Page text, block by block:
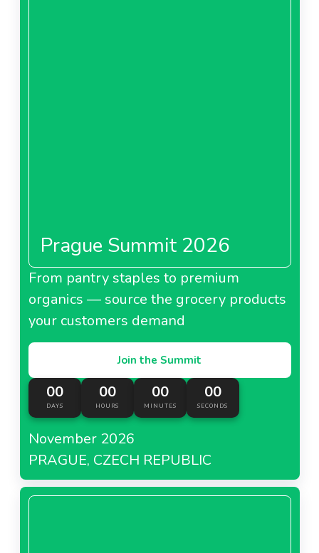
Prague Summit 2026
From pantry staples to premium
organics — source the grocery products
your customers demand
Join the Summit
00
DAYS
00
HOURS
00
MINUTES
00
SECONDS
November 2026
PRAGUE, CZECH REPUBLIC